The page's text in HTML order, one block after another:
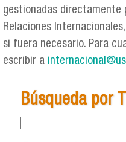
gestionadas directamente
Relaciones
si fuera necesario. Para
escribir a
Búsqueda por